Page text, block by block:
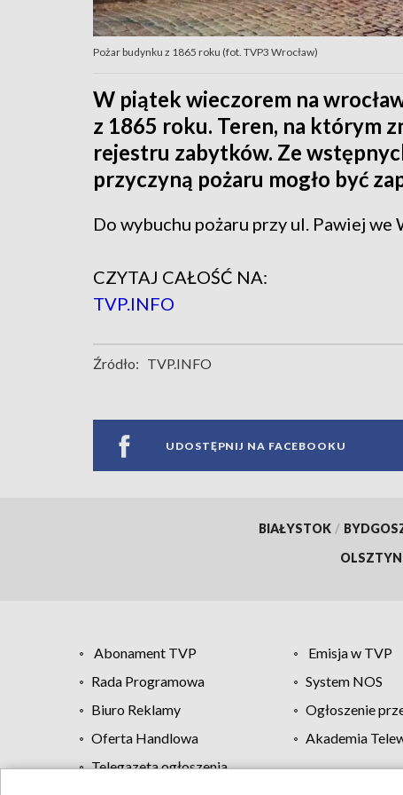
Pożar budynku z 1865 roku (fot. TVP3 Wrocław)
W piątek wieczorem na
z 1865 roku. Teren, na którym
rejestru zabytków. Ze
przyczyną pożaru mogło być
Do wybuchu pożaru przy ul. Pawiej
CZYTAJ CAŁOŚĆ NA:
TVP.INFO
Źródło: TVP.INFO
UDOSTĘPNIJ NA FACEBOOKU
BIAŁYSTOK /
OLSZTYN
Abonament TVP Emisja w TVP
Rada Programowa
System NOS
Biuro Reklamy
Ogłoszenie
Oferta Handlowa
Akademia
Telegazeta ogłoszenia